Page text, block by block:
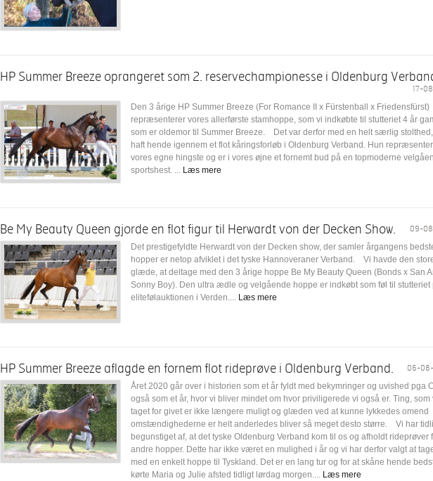
HP Summer Breeze oprangeret som 2. reservechampionesse i Oldenburg
17-
Den 3 årige HP Summer Breeze (For Romance II x Fürstenball x Friedensfürst)
repræsenterer vores allerførste stamhoppe, som vi indkøbte til stutteriet 4 år
som er oldemor til Summer Breeze. Det var derfor med en helt særlig
haft hende igennem et flot kåringsforløb i Oldenburg Verband. Hun
vores egne hingste og er i vores øjne et fornemt bud på en topmoderne
sportshest. ...
Læs mere
Be My Beauty Queen gjorde en flot figur til Herwardt von der Decken Show.
09-
Det prestigefyldte Herwardt von der Decken show, der samler årgangens
hopper er netop afviklet i det tyske Hannoveraner Verband. Vi havde den
glæde, at deltage med den 3 årige hoppe Be My Beauty Queen (Bonds x San
Sonny Boy). Den ultra ædle og velgående hoppe er indkøbt som føl til stutteriet
elitefølauktionen i Verden....
Læs mere
HP Summer Breeze aflagde en fornem flot rideprøve i Oldenburg Verband.
06-
Året 2020 går over i historien som et år fyldt med bekymringer og uvished pga
også som et år, hvor vi bliver mindet om hvor priviligerede vi også er. Ting, som
taget for givet er ikke længere muligt og glæden ved at kunne lykkedes omend
omstændighederne er helt anderledes bliver så meget desto større. Vi har
begunstiget af, at det tyske Oldenburg Verband kom til os og afholdt rideprøver
andre hopper. Dette har ikke været en mulighed i år og vi har derfor valgt at
med en enkelt hoppe til Tyskland. Det er en lang tur og for at skåne hende
kørte Maria og Julie afsted tidligt lørdag morgen.... Læs mere